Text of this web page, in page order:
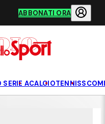
ABBONATI ORA
SERIE ACALCIOTENNIS